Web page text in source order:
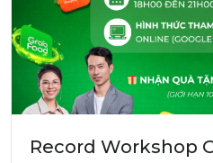
Record Workshop